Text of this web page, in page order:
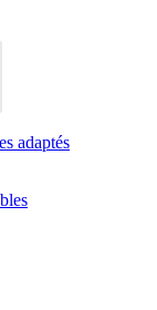
adaptés